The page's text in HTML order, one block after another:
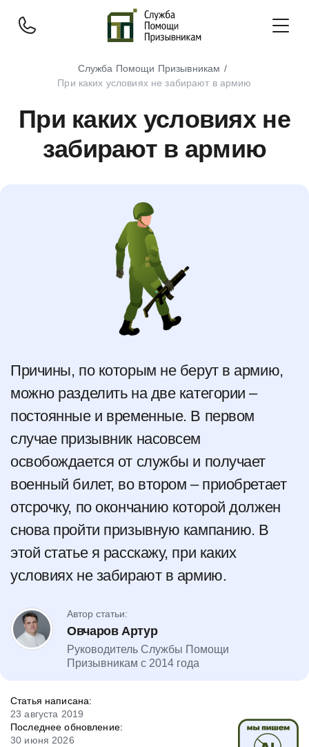
Служба Помощи Призывникам
При каких условиях не забирают в армию
При каких условиях не
забирают в армию
Причины, по которым не берут в армию,
можно разделить на две категории –
постоянные и временные. В первом
случае призывник насовсем
освобождается от службы и получает
военный билет, во втором – приобретает
отсрочку, по окончанию которой должен
снова пройти призывную кампанию. В
этой статье я расскажу, при каких
условиях не забирают в армию.
Автор статьи:
Овчаров Артур
Руководитель Службы Помощи
Призывникам с 2014 года
Статья написана:
23 августа 2019
Последнее обновление:
30 июня 2026